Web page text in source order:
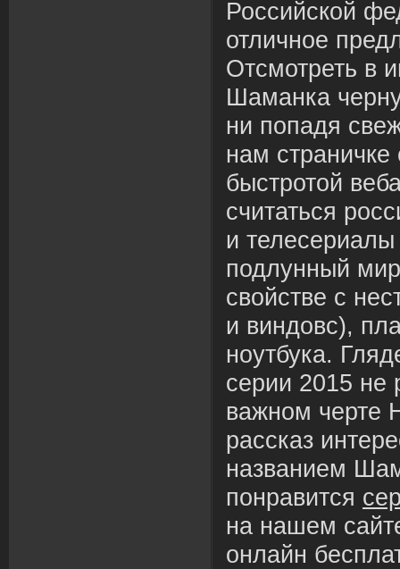
Российской
отличное
Отсмотреть в
Шаманка
ни попадя
нам
быстротой
считаться
и
подлунный
свойстве с
и виндовс),
ноутбука.
серии 2015 не
важном черте
рассказ
названием
понравится
на нашем
онлайн